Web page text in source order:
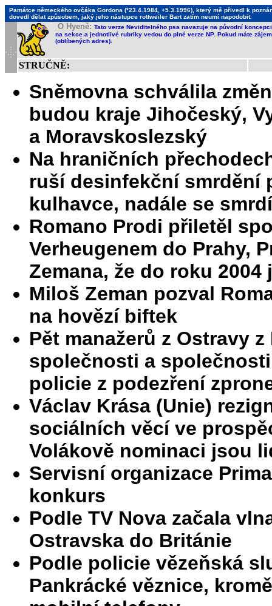
Památce německého ovčáka Gordona (*23.4.1984, +5.3.1996), který mě přivedl k
dovedl dělat způsobem, jaký jeho nástupce rottweiler Bart zatím neumí napodobit.
O Hyeně: Tato verze Neviditelného psa navazuje na původní
na sekce a jednotlivé rubriky vedou do plné verze NP. Pokud máte
(oblíbených adres).
STRUČNĚ:
Sněmovna schválila
budou kraje Jihočeský,
a Moravskoslezský
Na hraničních
ruší desinfekční smrdění
kulhavce, nadále se
Romano Prodi přiletěl
Verheugenem do Prahy,
Zemana, že do roku 2004
Miloš Zeman pozval
na hovězí biftek
Pět manažerů z Ostravy
společnosti a
policie z podezření
Václav Krása (Unie)
sociálních věcí ve
Volákově nominaci jsou
Servisní organizace
konkurs
Podle TV Nova začala
Ostravska do Británie
Podle policie vězeňská
Pankrácké věznice,